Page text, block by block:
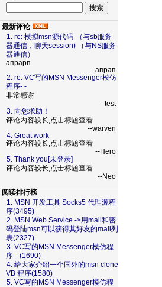
最新评论
1. re: 模拟msn源代码-（与sb服务
器通信，聊天session) （与NS服务
器通信）
апрарп
--апрап
2. re: VC写的MSN Messenger模仿
程序- -
非常感谢
--test
3. 向您求助！
评论内容较长,点击标题查看
--warven
4. Great work
评论内容较长,点击标题查看
--Hero
5. Thank you[未登录]
评论内容较长,点击标题查看
--Neo
阅读排行榜
1. MSN 开发工具 Socks5 代理源程
序(3495)
2. MSN Web Service ->用mail和密
码登陆msn可以获得其好友的mail列
表(2327)
3. VC写的MSN Messenger模仿程
序- -(1690)
4. 给大家介绍一个国外的msn clone
VB 程序(1580)
5. VC写的MSN Messenger模仿程